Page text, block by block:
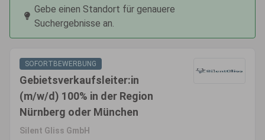
Gebe einen Standort für genauere
Suchergebnisse an.
SOFORTBEWERBUNG
Gebietsverkaufsleiter:in
(m/w/d) 100% in der Region
Nürnberg oder München
Silent Gliss GmbH